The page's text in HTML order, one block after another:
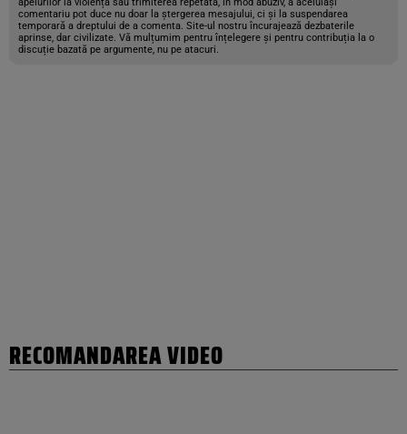
comentariu pot duce nu doar la ștergerea mesajului, ci și la suspendarea
temporară a dreptului de a comenta. Site-ul nostru încurajează dezbaterile
aprinse, dar civilizate. Vă mulțumim pentru înțelegere și pentru contribuția la o
discuție bazată pe argumente, nu pe atacuri.
RECOMANDAREA VIDEO